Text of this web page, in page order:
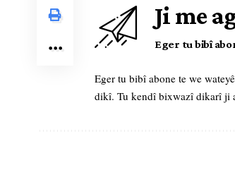
Ji me
Eger tu bibî
Eger tu bibî abone te we
dikî. Tu kendî bixwazî dikarî ji